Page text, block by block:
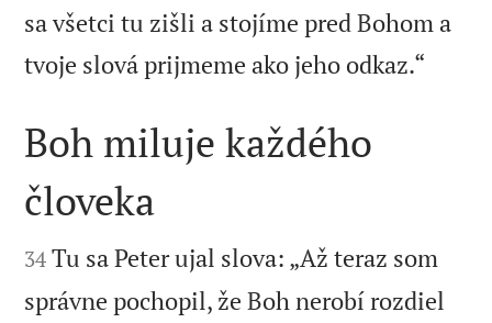
sa všetci tu zišli a stojíme pred Bohom a
tvoje slová prijmeme ako jeho odkaz.“

Boh miluje každého
človeka

34 Tu sa Peter ujal slova: „Až teraz som
správne pochopil, že Boh nerobí rozdiel